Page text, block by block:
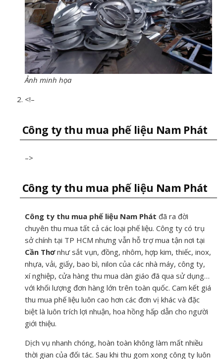
Ảnh minh họa
<!–
Công ty thu mua phế liệu Nam Phát
–>
Công ty thu mua phế liệu Nam Phát
Công ty thu mua phế liệu Nam Phát đã ra đời
chuyên thu mua tất cả các loại phế liệu. Công ty có trụ
sở chính tại TP HCM nhưng vẫn hỗ trợ mua tận nơi tại
Cần Thơnhư sắt vụn, đồng, nhôm, hợp kim, thiếc, inox,
nhựa, vải, giấy, bao bì, nilon của các nhà máy, công ty,
xí nghiệp, cửa hàng thu mua dàn giáo đã qua sử dụng…
với khối lượng đơn hàng lớn trên toàn quốc. Cam kết giá
thu mua phế liệu luôn cao hơn các đơn vị khác và đặc
biệt là luôn trích lợi nhuận, hoa hồng hấp dẫn cho người
giới thiệu.
Dịch vụ nhanh chóng, hoàn toàn không làm mất nhiều
thời gian của đối tác. Sau khi thu gom xong công ty luôn